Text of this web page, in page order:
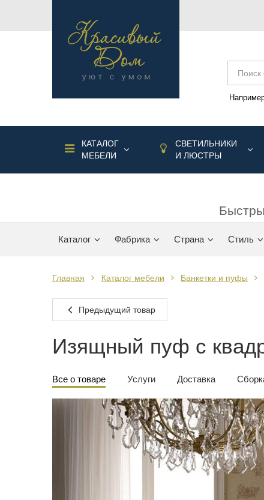
КАТАЛОГ
МЕБЕЛИ
СВЕТИЛЬНИКИ
И ЛЮСТРЫ
Каталог Фабрика Страна Стиль
Главная Каталог мебели Банкетки и пуфы
Предыдущий товар
Изящный пуф с
Все о товаре Услуги Доставка